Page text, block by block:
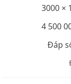
3000 ×
4 500
Đáp số: 4